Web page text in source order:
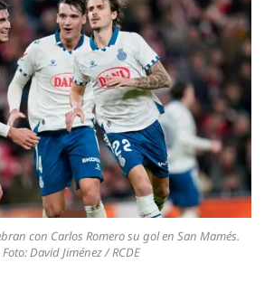
con Carlos Romero su gol en San Mamés.
Foto: David Jiménez / RCDE